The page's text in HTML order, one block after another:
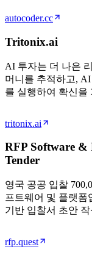
autocoder.cc
Tritonix.ai
AI 투자는 더 나은
머니를 추적하고,
를 실행하여 확신을
tritonix.ai
RFP Software
Tender
영국 공공 입찰
프트웨어 및 플랫
기반 입찰서 초안
rfp.quest